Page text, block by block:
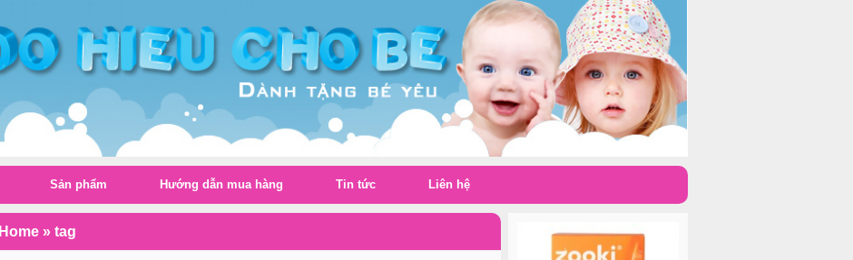
Home » tag
Sản phẩm Hướng dẫn mua hàng Tin tức Liên hệ